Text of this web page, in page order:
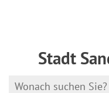
Stadt